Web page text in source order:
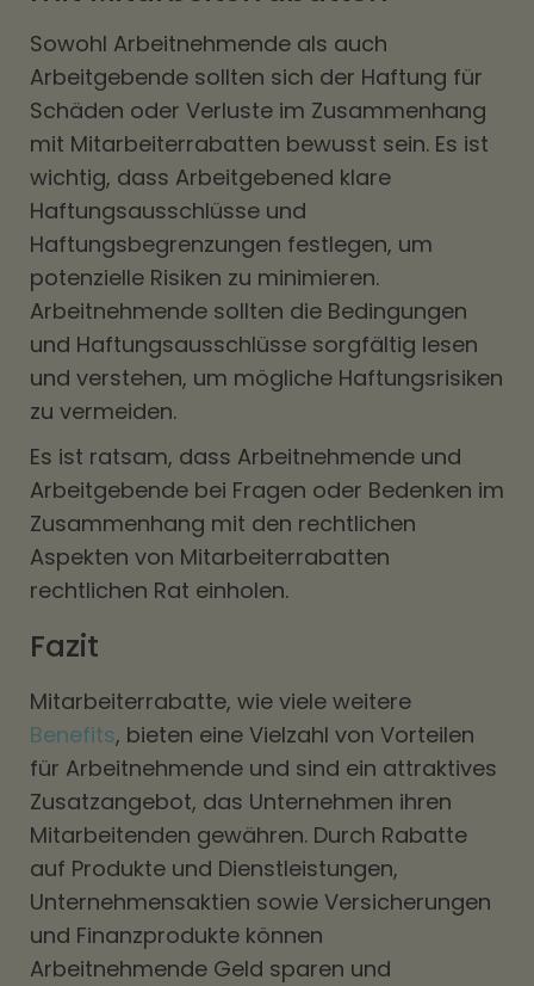
Sowohl Arbeitnehmende als auch
Arbeitgebende sollten sich der Haftung für
Schäden oder Verluste im Zusammenhang
mit Mitarbeiterrabatten bewusst sein. Es ist
wichtig, dass Arbeitgebened klare
Haftungsausschlüsse und
Haftungsbegrenzungen festlegen, um
potenzielle Risiken zu minimieren.
Arbeitnehmende sollten die Bedingungen
und Haftungsausschlüsse sorgfältig lesen
und verstehen, um mögliche Haftungsrisiken
zu vermeiden.
Es ist ratsam, dass Arbeitnehmende und
Arbeitgebende bei Fragen oder Bedenken im
Zusammenhang mit den rechtlichen
Aspekten von Mitarbeiterrabatten
rechtlichen Rat einholen.
Fazit
Mitarbeiterrabatte, wie viele weitere
Benefits, bieten eine Vielzahl von Vorteilen
für Arbeitnehmende und sind ein attraktives
Zusatzangebot, das Unternehmen ihren
Mitarbeitenden gewähren. Durch Rabatte
auf Produkte und Dienstleistungen,
Unternehmensaktien sowie Versicherungen
und Finanzprodukte können
Arbeitnehmende Geld sparen und